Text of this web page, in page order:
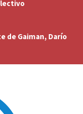
de Gaiman, Darío